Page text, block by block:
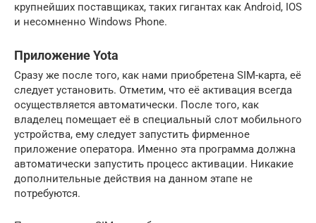
крупнейших поставщиках, таких гигантах как Android, IOS
и несомненно Windows Phone.
Приложение Yota
Сразу же после того, как нами приобретена SIM-карта, её
следует установить. Отметим, что её активация всегда
осуществляется автоматически. После того, как
владелец помещает её в специальный слот мобильного
устройства, ему следует запустить фирменное
приложение оператора. Именно эта программа должна
автоматически запустить процесс активации. Никакие
дополнительные действия на данном этапе не
потребуются.